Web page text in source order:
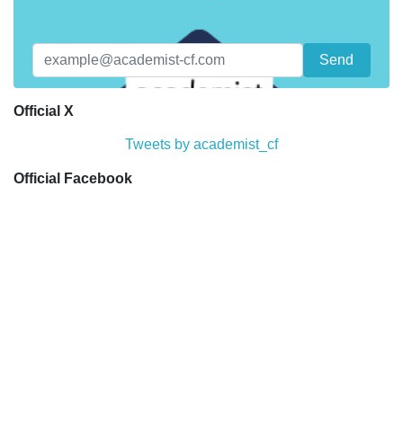
Official X
Tweets by academist_cf
Official Facebook